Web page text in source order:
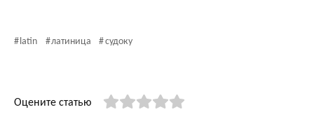
latin латиница судоку
Оцените статью